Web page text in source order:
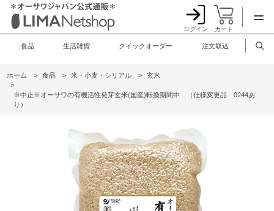
ログイン カート
食品 生活雑貨 クイックオーダー 注文取込
ホーム > 食品 > 米・小麦・シリアル >
玄米
>
※中止※オーサワの有機活性発芽玄米(国産)転換期間中 （仕様変更品 0244あ
り）